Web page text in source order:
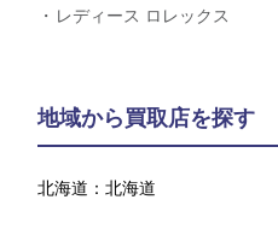
レディース ロレックス
地域から買取店を探す
北海道：北海道